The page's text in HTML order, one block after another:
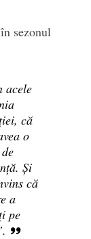
sezonul
acele
că
o
Și
că
a
pe